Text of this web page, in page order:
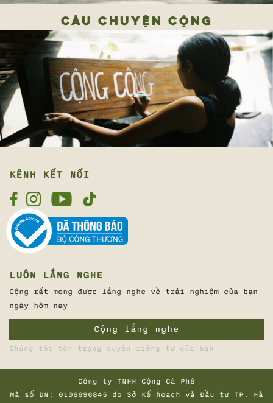
CÂU CHUYỆN CỘNG
KÊNH KẾT NỐI
LUÔN LẮNG NGHE
Cộng rất mong được lắng nghe về trải nghiệm của bạn
ngày hôm nay
Cộng lắng nghe
Chúng tôi tôn trọng quyền riêng tư của bạn
Công ty TNHH Cộng Cà Phê
Mã số DN: 0106696845 do Sở Kế hoạch và Đầu tư TP. Hà